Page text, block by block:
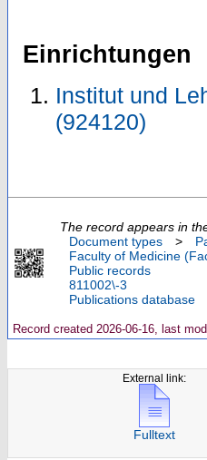
Einrichtungen
Institut und
(924120)
The record appears in
Document types
>
Faculty of Medicine
Public records
811002\-3
Publications database
Record created 2026-06-16, last
External link:
Fulltext